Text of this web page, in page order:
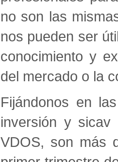
no son las
nos pueden ser
conocimiento y
del mercado o la
Fijándonos en
inversión y sicav
VDOS, son más